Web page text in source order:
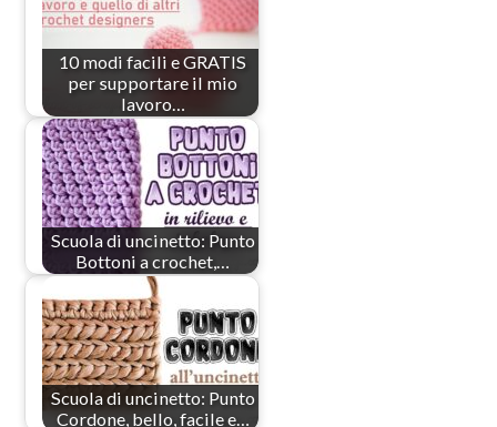
10 modi facili e GRATIS
per supportare il mio
lavoro…
Scuola di uncinetto: Punto
Bottoni a crochet,…
Scuola di uncinetto: Punto
Cordone, bello, facile e…